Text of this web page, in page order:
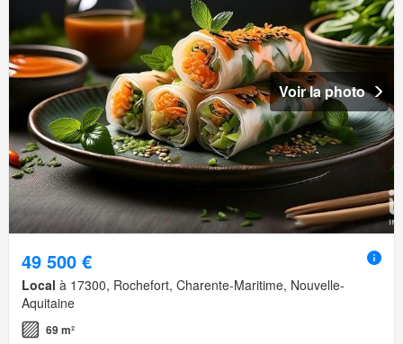
Voir la photo
49 500 €
Local à 17300, Rochefort, Charente-Maritime, Nouvelle-
Aquitaine
69 m²